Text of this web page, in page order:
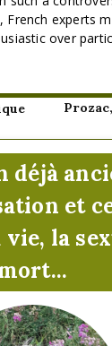
French experts
over
déjà
et
la